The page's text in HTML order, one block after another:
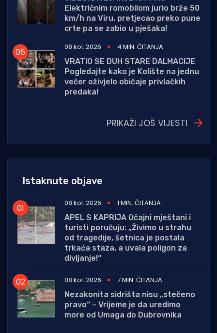
Električnim romobilom jurio brže 50
km/h na Viru, pretjecao preko pune
crte pa se zabio u pješaka!
08 kol. 2026
4 MIN. ČITANJA
VRATIO SE DUH STARE DALMACIJE
Pogledajte kako je Kolište na jednu
večer oživjelo običaje privlačkih
predaka!
PRIKAŽI JOŠ VIJESTI
Istaknute objave
08 kol. 2026
1 MIN. ČITANJA
APEL S KAPRIJA Očajni mještani i
turisti poručuju: „Živimo u strahu
od tragedije, šetnica je postala
trkaća staza, a uvala poligon za
divljanje!“
08 kol. 2026
7 MIN. ČITANJA
Nezakonita sidrišta nisu „stečeno
pravo“ – Vrijeme je da uredimo
more od Umaga do Dubrovnika